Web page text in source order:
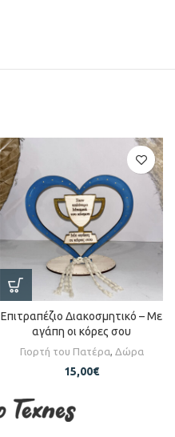
Επιτραπέζιο Διακοσμητικό – Με
αγάπη οι κόρες σου
Γιορτή του Πατέρα, Δώρα
15,00€